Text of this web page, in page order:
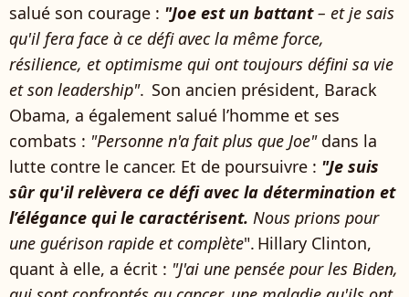
salué son courage : "Joe est un battant– et je sais
qu'il fera face à ce défi avec la même force,
résilience, et optimisme qui ont toujours défini sa vie
et son leadership". Son ancien président, Barack
Obama, a également salué l’homme et ses
combats : "Personne n'a fait plus que Joe" dans la
lutte contre le cancer. Et de poursuivre : "Je suis
sûr qu'il relèvera ce défi avec la détermination et
l’élégance qui le caractérisent. Nous prions pour
une guérison rapide et complète". Hillary Clinton,
quant à elle, a écrit : "J'ai une pensée pour les Biden,